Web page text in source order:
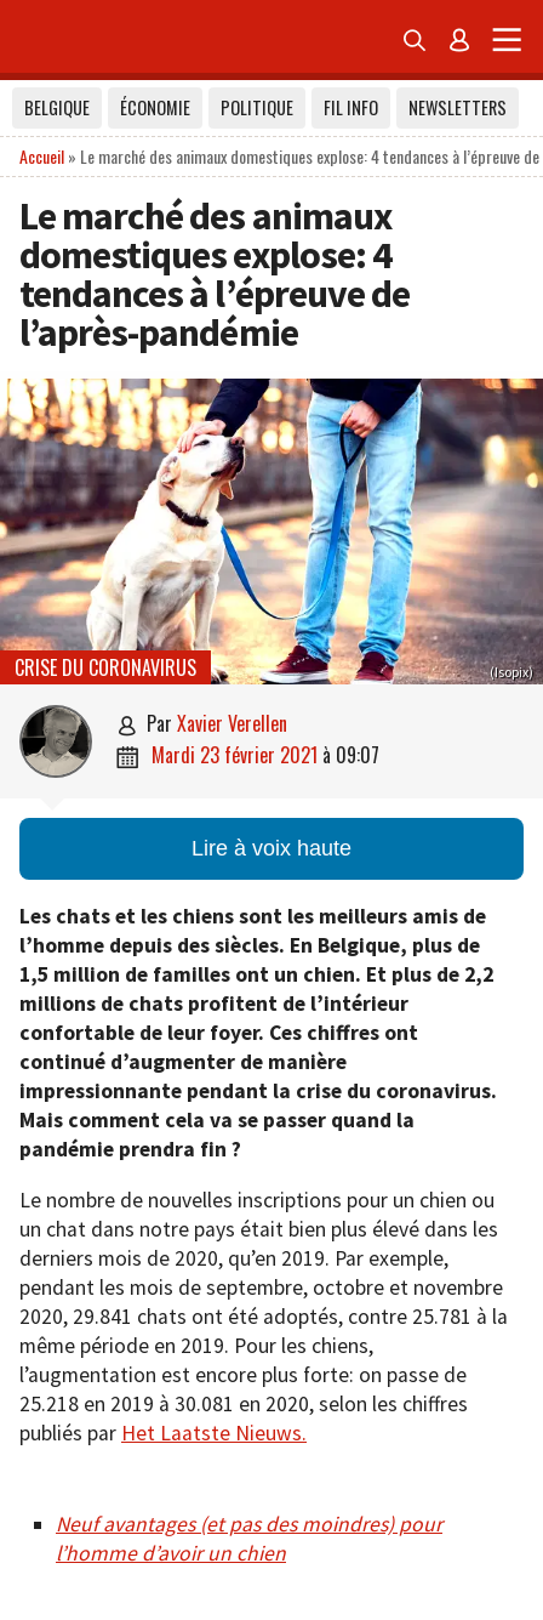
 
BELGIQUE ÉCONOMIE POLITIQUE FIL INFO
NEWSLETTERS
Accueil» Le marché des animaux domestiques explose: 4 tendances à l’épreuve
Le marché des animaux
domestiques explose: 4
tendances à l’épreuve de
l’après-pandémie
(Isopix)
CRISE DU CORONAVIRUS
 par Xavier Verellen
 mardi 23 février 2021 à 09:07
Lire à voix haute
Les chats et les chiens sont les meilleurs amis de
l’homme depuis des siècles. En Belgique, plus de
1,5 million de familles ont un chien. Et plus de 2,2
millions de chats profitent de l’intérieur
confortable de leur foyer. Ces chiffres ont
continué d’augmenter de manière
impressionnante pendant la crise du coronavirus.
Mais comment cela va se passer quand la
pandémie prendra fin ?
Le nombre de nouvelles inscriptions pour un chien ou
un chat dans notre pays était bien plus élevé dans les
derniers mois de 2020, qu’en 2019. Par exemple,
pendant les mois de septembre, octobre et novembre
2020, 29.841 chats ont été adoptés, contre 25.781 à la
même période en 2019. Pour les chiens,
l’augmentation est encore plus forte: on passe de
25.218 en 2019 à 30.081 en 2020, selon les chiffres
publiés par Het Laatste Nieuws.
Neuf avantages (et pas des moindres) pour
l’homme d’avoir un chien